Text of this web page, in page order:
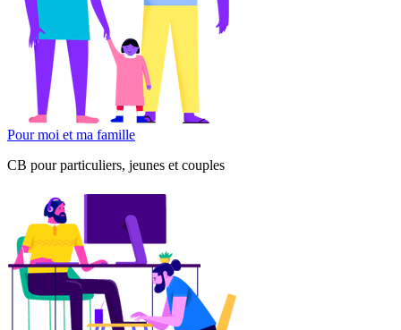
Pour moi et ma famille
CB pour particuliers, jeunes et couples